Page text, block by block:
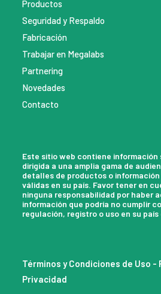
Productos
Seguridad y Respaldo
Fabricación
Trabajar en Megalabs
Partnering
Novedades
Contacto
Este sitio web contiene
dirigida a una amplia gama de
detalles de productos o
válidas en su país. Favor tener en
ninguna responsabilidad por haber
información que podría no cumplir
regulación, registro o uso en su país
Términos y Condiciones de Uso -
Privacidad